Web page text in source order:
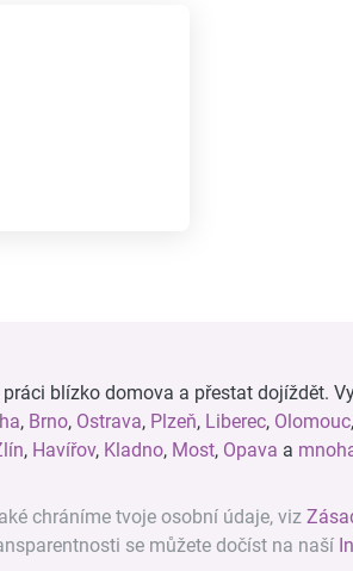
blízko domova a přestat dojíždět.
, Brno, Ostrava, Plzeň, Liberec, Olomouc,
, Havířov, Kladno, Most, Opava a
chráníme tvoje osobní údaje, viz
se můžete dočíst na naší